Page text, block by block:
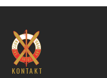
KONTAKT